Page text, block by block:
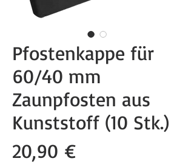
Pfostenkappe für
60/40 mm
Zaunpfosten aus
Kunststoff (10 Stk.)
20,90 €Preis